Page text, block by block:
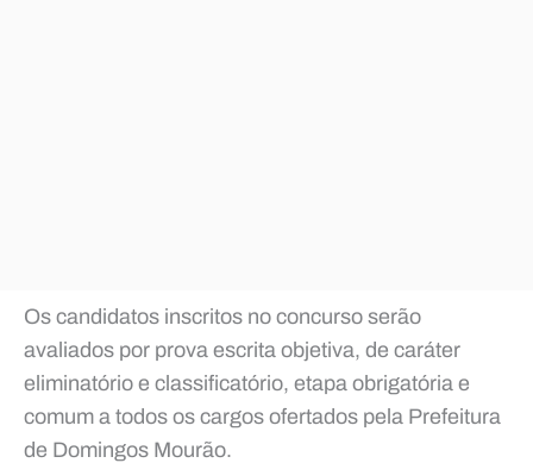
Os candidatos inscritos no concurso serão
avaliados por prova escrita objetiva, de caráter
eliminatório e classificatório, etapa obrigatória e
comum a todos os cargos ofertados pela Prefeitura
de Domingos Mourão.